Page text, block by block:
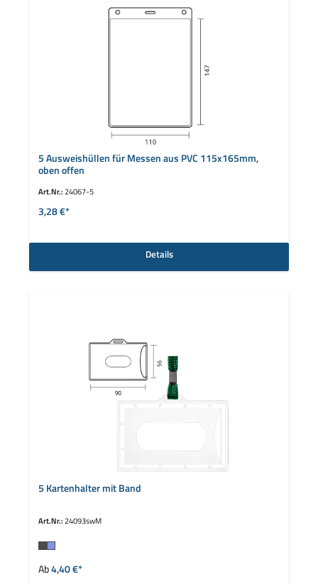
5 Ausweishüllen für Messen aus PVC 115x165mm,
oben offen
Art.Nr.:24067-5
3,28 €*
Details
5 Kartenhalter mit Band
Art.Nr.:24093swM
Farbe
Ab4,40 €*